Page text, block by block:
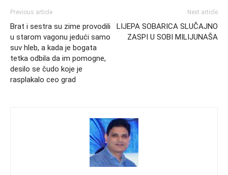
Previous article
Brat i sestra su zime provodili
u starom vagonu jedući samo
suv hleb, a kada je bogata
tetka odbila da im pomogne,
desilo se čudo koje je
rasplakalo ceo grad
Next article
LIJEPA SOBARICA SLUČAJNO
ZASPI U SOBI MILIJUNAŠA